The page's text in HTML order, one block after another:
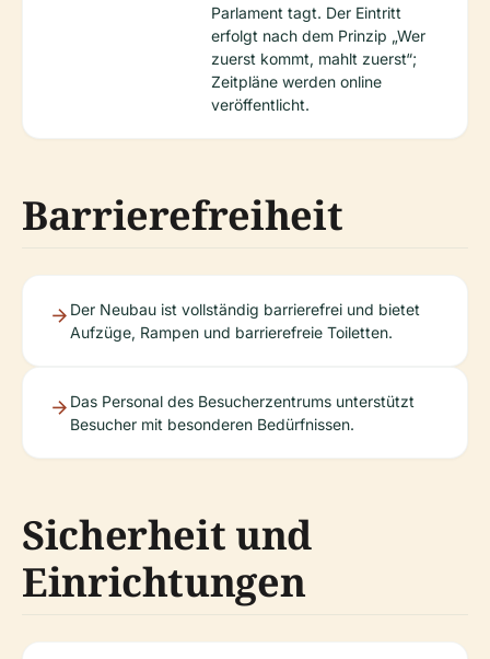
Parlament tagt. Der Eintritt
erfolgt nach dem Prinzip „Wer
zuerst kommt, mahlt zuerst“;
Zeitpläne werden online
veröffentlicht.
Barrierefreiheit
Der Neubau ist vollständig barrierefrei und bietet
Aufzüge, Rampen und barrierefreie Toiletten.
Das Personal des Besucherzentrums unterstützt
Besucher mit besonderen Bedürfnissen.
Sicherheit und
Einrichtungen